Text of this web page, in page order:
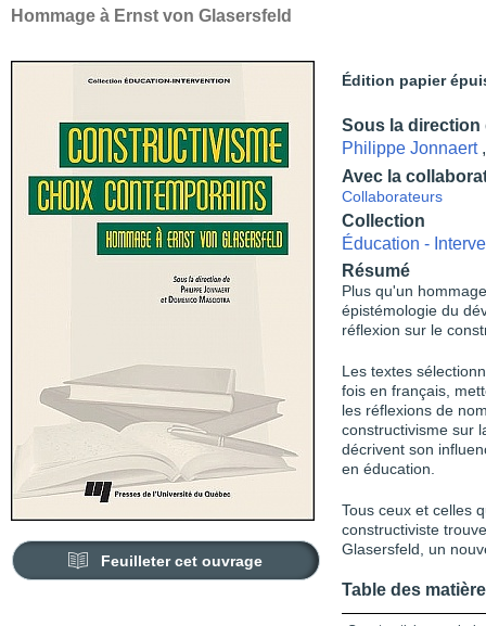
Hommage à Ernst von Glasersfeld
Feuilleter cet ouvrage
Édition papier
Sous la direction
Philippe Jonnaert
Avec la
Collaborateurs
Collection
Éducation -
Résumé
Plus qu'un
épistémologie du
réflexion sur le
Les textes
fois en français,
les réflexions de
constructivisme sur
décrivent son
en éducation.
Tous ceux et celles
constructiviste
Glasersfeld, un
Table des